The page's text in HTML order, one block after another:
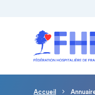
Fil d'Ariane
Accueil